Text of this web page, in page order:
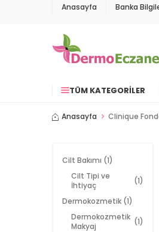
Anasayfa Banka
TÜM KATEGORILER
Anasayfa Clinique
Cilt Bakımı (1)
Cilt Tipi ve
İhtiyaç
(1)
Dermokozmetik (1)
Dermokozmetik
Makyaj
(1)